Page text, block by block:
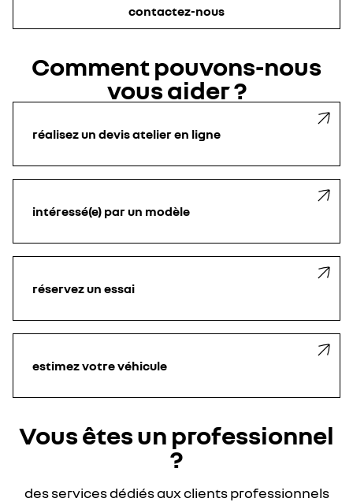
contactez-nous
Comment pouvons-nous
vous aider ?
réalisez un devis atelier en ligne
intéressé(e) par un modèle
réservez un essai
estimez votre véhicule
Vous êtes un professionnel
?
des services dédiés aux clients professionnels